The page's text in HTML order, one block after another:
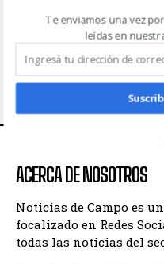
ACTUALIDAD AGRICULTURA
MAQUINARIA AGRÍCOLA
INICIO CONTACTO
TÉRMINOS Y CONDICIONES
ACERCA DE NOSOTROS
Noticias de Campo es
focalizado en Redes
todas las noticias del
Te enviamos una vez
leídas en